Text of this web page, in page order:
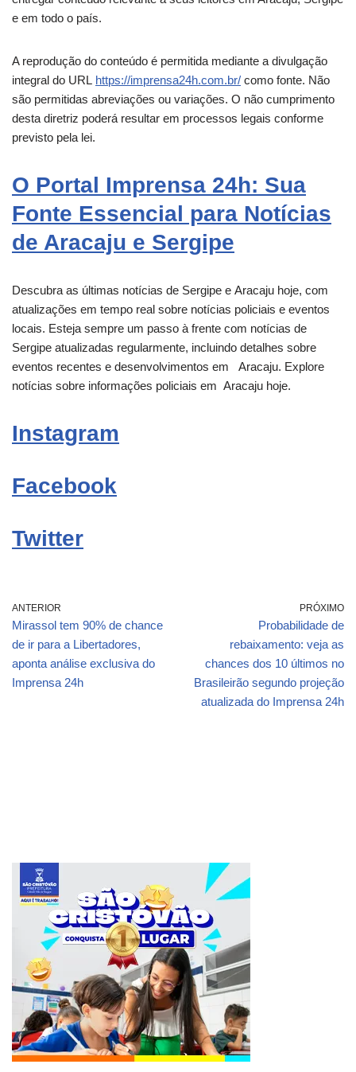
e em todo o país.
A reprodução do conteúdo é permitida mediante a divulgação
integral do URL https://imprensa24h.com.br/ como fonte. Não
são permitidas abreviações ou variações. O não cumprimento
desta diretriz poderá resultar em processos legais conforme
previsto pela lei.
O Portal Imprensa 24h: Sua
Fonte Essencial para Notícias
de Aracaju e Sergipe
Descubra as últimas notícias de Sergipe e Aracaju hoje, com
atualizações em tempo real sobre notícias policiais e eventos
locais. Esteja sempre um passo à frente com notícias de
Sergipe atualizadas regularmente, incluindo detalhes sobre
eventos recentes e desenvolvimentos em Aracaju. Explore
notícias sobre informações policiais em Aracaju hoje.
Instagram
Facebook
Twitter
ANTERIOR
Mirassol tem 90% de chance
de ir para a Libertadores,
aponta análise exclusiva do
Imprensa 24h
PRÓXIMO
Probabilidade de
rebaixamento: veja as
chances dos 10 últimos no
Brasileirão segundo projeção
atualizada do Imprensa 24h